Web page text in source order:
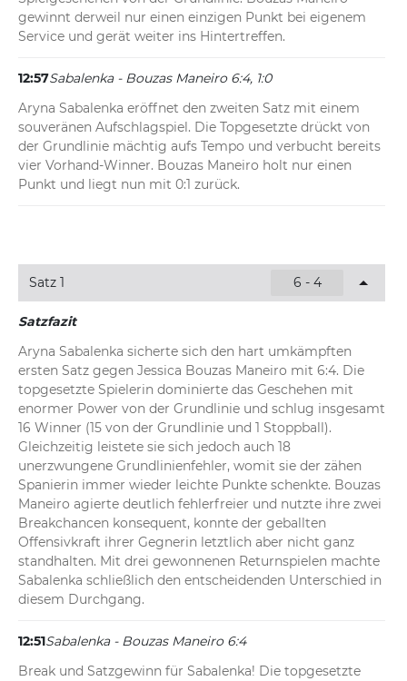
gewinnt derweil nur einen einzigen Punkt bei eigenem
Service und gerät weiter ins Hintertreffen.
12:57Sabalenka - Bouzas Maneiro 6:4, 1:0
Aryna Sabalenka eröffnet den zweiten Satz mit einem
souveränen Aufschlagspiel. Die Topgesetzte drückt von
der Grundlinie mächtig aufs Tempo und verbucht bereits
vier Vorhand-Winner. Bouzas Maneiro holt nur einen
Punkt und liegt nun mit 0:1 zurück.
Satz 1 6 - 4
Satzfazit
Aryna Sabalenka sicherte sich den hart umkämpften
ersten Satz gegen Jessica Bouzas Maneiro mit 6:4. Die
topgesetzte Spielerin dominierte das Geschehen mit
enormer Power von der Grundlinie und schlug insgesamt
16 Winner (15 von der Grundlinie und 1 Stoppball).
Gleichzeitig leistete sie sich jedoch auch 18
unerzwungene Grundlinienfehler, womit sie der zähen
Spanierin immer wieder leichte Punkte schenkte. Bouzas
Maneiro agierte deutlich fehlerfreier und nutzte ihre zwei
Breakchancen konsequent, konnte der geballten
Offensivkraft ihrer Gegnerin letztlich aber nicht ganz
standhalten. Mit drei gewonnenen Returnspielen machte
Sabalenka schließlich den entscheidenden Unterschied in
diesem Durchgang.
12:51Sabalenka - Bouzas Maneiro 6:4
Break und Satzgewinn für Sabalenka! Die topgesetzte